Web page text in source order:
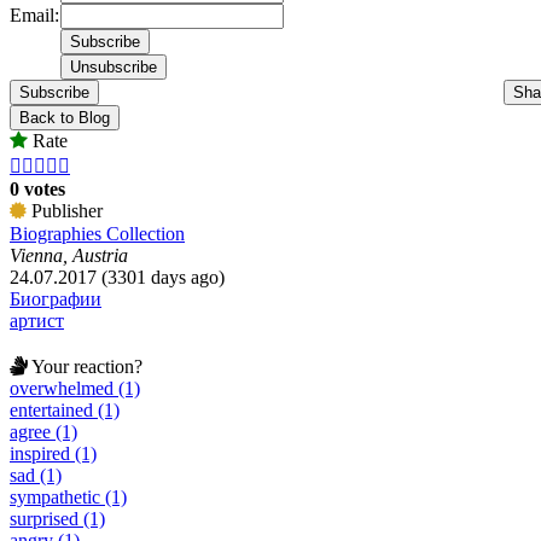
Email:
Subscribe
Back to Blog
Rate
    
0 votes
Publisher
Biographies Collection
Vienna, Austria
24.07.2017 (3301 days ago)
Биографии
артист
Your reaction?
overwhelmed (1)
entertained (1)
agree (1)
inspired (1)
sad (1)
sympathetic (1)
surprised (1)